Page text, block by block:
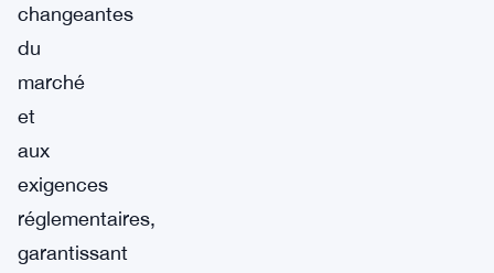
changeantes
du
marché
et
aux
exigences
réglementaires,
garantissant